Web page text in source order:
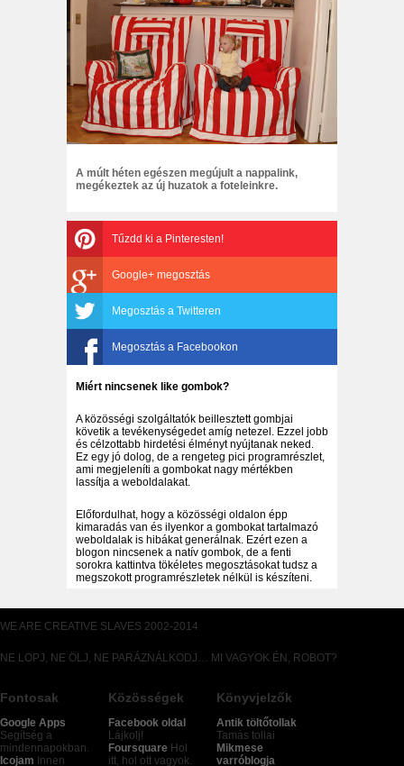
A múlt héten egészen megújult a nappalink,
megékeztek az új huzatok a foteleinkre.
Tűzdd ki a Pinteresten!
Google+ megosztás
Megosztás a Twitteren
Megosztás a Facebookon
Miért nincsenek like gombok?
A közösségi szolgáltatók beillesztett gombjai
követik a tevékenységedet amíg netezel. Ezzel jobb
és célzottabb hirdetési élményt nyújtanak neked.
Ez egy jó dolog, de a rengeteg pici programrészlet,
ami megjeleníti a gombokat nagy mértékben
lassítja a weboldalakat.
Előfordulhat, hogy a közösségi oldalon épp
kimaradás van és ilyenkor a gombokat tartalmazó
weboldalak is hibákat generálnak. Ezért ezen a
blogon nincsenek a natív gombok, de a fenti
sorokra kattintva tökéletes megosztásokat tudsz a
megszokott programrészletek nélkül is készíteni.
WE ARE CREATIVE SLAVES 2002-2014
NE LOPJ, NE ÖLJ, NE PARÁZNÁLKODJ… MI VAGYOK ÉN, ROBOT?
Fontosak
Google Apps
Segítség a
mindennapokban.
Icojam Innen
Közösségek
Facebook oldal
Lájkolj!
Foursquare Hol
itt, hol ott vagyok.
Könyvjelzők
Antik töltőtollak
Tamás tollai
Mikmese
varróblogja